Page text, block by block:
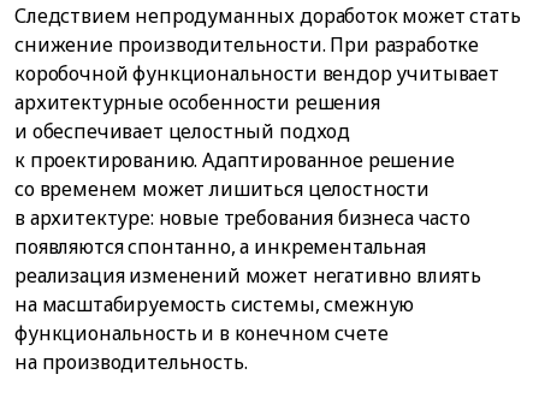
Следствием непродуманных доработок может стать
снижение производительности. При разработке
коробочной функциональности вендор учитывает
архитектурные особенности решения
и обеспечивает целостный подход
к проектированию. Адаптированное решение
со временем может лишиться целостности
в архитектуре: новые требования бизнеса часто
появляются спонтанно, а инкрементальная
реализация изменений может негативно влиять
на масштабируемость системы, смежную
функциональность и в конечном счете
на производительность.